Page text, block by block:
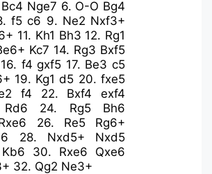
Bc4 Nge7 6. O-O Bg4
f5 c6 9. Ne2 Nxf3+
11. Kh1 Bh3 12. Rg1
Kc7 14. Rg3 Bxf5
16. f4 gxf5 17. Be3 c5
19. Kg1 d5 20.fxe5
f4 22. Bxf4
exf4
Rd6 24. Rg5
Bh6
26. Re5
Rg6+
28. Nxd5+
Nxd5
Kb6 30. Rxe6
Qxe6
32. Qg2 Ne3+